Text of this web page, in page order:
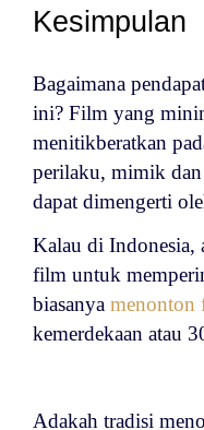
Kesimpulan
Bagaimana
ini? Film yang
menitikberatkan
perilaku, mimik
dapat dimengerti
Kalau di Indonesia,
film untuk
biasanya menonton
kemerdekaan atau
Adakah tradisi